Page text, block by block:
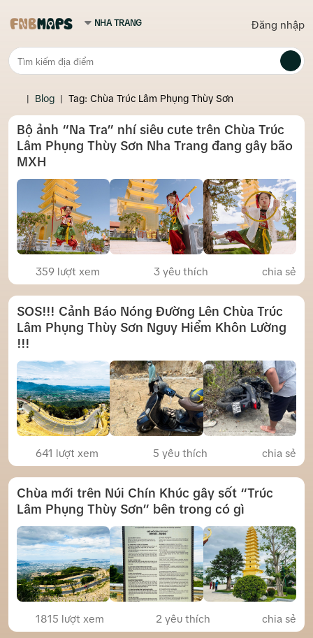
Đăng nhập
| Blog | Tag: Chùa Trúc Lâm Phụng Thùy Sơn
Bộ ảnh “Na Tra” nhí siêu cute trên Chùa Trúc
Lâm Phụng Thùy Sơn Nha Trang đang gây bão
MXH
359 lượt xem 3 yêu thích chia sẻ
SOS!!! Cảnh Báo Nóng Đường Lên Chùa Trúc
Lâm Phụng Thùy Sơn Nguy Hiểm Khôn Lường
!!!
641 lượt xem 5 yêu thích chia sẻ
Chùa mới trên Núi Chín Khúc gây sốt “Trúc
Lâm Phụng Thùy Sơn” bên trong có gì
1815 lượt xem 2 yêu thích chia sẻ